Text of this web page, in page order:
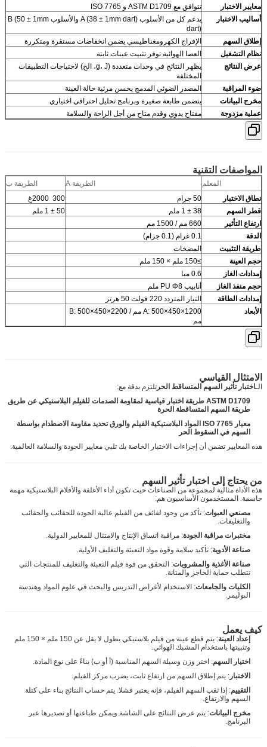
معايير الاختبار
تتوافق مع ASTM D1709 و ISO 7765
أساليب الاختبار
يدعم كل من الأسلوب A (38 ± 1mm dart) والأسلوب B (50 ± 1mm
dart)
إطلاق السهم
الإفراج الكهرومغناطيسي يضمن انخفاضات مستقرة ومتكررة
نظام التشغيل
العصا الهوائية توفر تثبيت عينات ثابتة
عرض النتائج
يظهر النتائج في وحدات متعددة (g، J، الخ) لاحتياجات التطبيقات
المختلفة
ضوء المراقبة
المصدر الضوئي المدمج يحسن مرئية حالة العينة
مخرج البيانات
يتضمن طابعة صغيرة وبرنامج تحليل احترافي اختياري
عملية مزدوجة
مفتاح يدوي وقدم متاح من أجل الراحة والسلامة
المواصفات التقنية
المعلم الطريقة A
الطريقة ب
نطاق الاختبار
50 جرام
300 ️ 2000غ
قطر السهم
38 ± 1 ملم
50 ± 1 ملم
ارتفاع التأثير
660 مم / 1500 مم
الدقة
0.1 غرام (0.1 جرام)
طريقة التثبيت
المضخات
حجم العينة
≥150 ملم × 150 ملم
إمدادات الغاز
0.6 مبا
حجم منفذ الغاز
أنابيب PU Φ8 ملم
إمدادات الطاقة
التيار المتردد 220 فولت 50 هرتز
الأبعاد
A: 500×450×1200 مم / B: 500×450×2200
مم
الامتثال القياسي
الـاختبار تأثير السهم المتساقط الحر تلتزم بدقة مع:
ASTM D1709 طريقة اختبار قياسية لمقاومة الصدمات للفيلم البلاستيكي عن طريق
طريقة السهم المتساقطة الحرة
معيار ISO 7765 ‬المواد البلاستيكية ‬الفيلم والورق ‬تحديد مقاومة الاصطدام بواسطة
السهم في السقوط الحر
هذه المعايير تضمن أن إجراءات الاختبار الخاصة بك تلبي معايير الجودة والسلامة العالمية.
من يحتاج إلى اختبار تأثير السهم
هذه الأداة مثالية لمجموعة من الصناعات حيث تكون أداء الأغلفة والأفلام البلاستيكية مهمة
حاسمة. المستخدمون الأساسيون هم:
مصنعي العبوات: تأكد من وجود لفائف من الفيلم عالية الجودة للحقائب والحقائب
والتغليفات.
مختبرات مراقبة الجودة: مراقبة اتساق الإنتاج والامتثال للمعايير الدولية.
صناعة الأدوية: تأكيد سلامة وقوة مواد التعبئة والتغليف الأولية.
صناعة الأغذية والمشروبات: التحقق من قوة فيلم التعبئة والتغليف للمنتجات التي
تتطلب حماية الحاجز والمتانة.
الكليات والجامعات: الاستخدام لأغراض التدريس والبحث في علوم المواد وهندسة
البوليمر.
كيف يعمل
إعداد العينة
: يتم قطع عينة من فيلم بلاستيكي بطول لا يقل عن 150 ملم × 150 ملم
وتثبيتها باستخدام المشبك الهوائي.
اختيار السهم: اختر وزن وسيلة السهم المناسبة (أ أو ب) بناءً على نوع المادة.
الاختبار : يتم إطلاق السهم من ارتفاع ثابت، يضرب مركز الفيلم.
التقييم: إذا ثقب السهم الفيلم، فإنه يعتبر فشلا. يتم حساب النتائج بناء على كتلة
السهم والارتفاع.
مخرج البيانات: يتم عرض النتائج على الشاشة ويمكن طباعتها أو تصديرها عبر
البرنامج.